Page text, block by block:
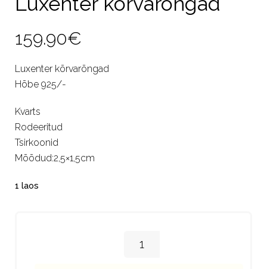
159.90€
Luxenter kõrvarõngad
Hõbe 925/-
Kvarts
Rodeeritud
Tsirkoonid
Mõõdud:2,5×1,5cm
1 laos